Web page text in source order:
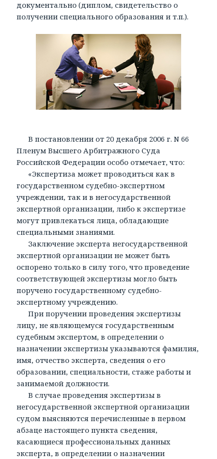
документально (диплом, свидетельство о
получении специального образования и т.п.).
В постановлении от 20 декабря 2006 г. N 66
Пленум Высшего Арбитражного Суда
Российской Федерации особо отмечает, что:
«Экспертиза может проводиться как в
государственном судебно-экспертном
учреждении, так и в негосударственной
экспертной организации, либо к экспертизе
могут привлекаться лица, обладающие
специальными знаниями.
Заключение эксперта негосударственной
экспертной организации не может быть
оспорено только в силу того, что проведение
соответствующей экспертизы могло быть
поручено государственному судебно-
экспертному учреждению.
При поручении проведения экспертизы
лицу, не являющемуся государственным
судебным экспертом, в определении о
назначении экспертизы указываются фамилия,
имя, отчество эксперта, сведения о его
образовании, специальности, стаже работы и
занимаемой должности.
В случае проведения экспертизы в
негосударственной экспертной организации
судом выясняются перечисленные в первом
абзаце настоящего пункта сведения,
касающиеся профессиональных данных
эксперта, в определении о назначении